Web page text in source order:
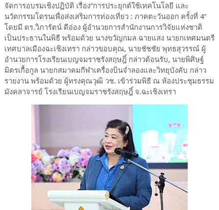
จัดการอบรมเชิงปฏิบัติ เรื่อง“การประยุกต์ใช้เทคโนโลยี และ
นวัตกรรมโดรนเพื่อส่งเสริมการท่องเที่ยว : ภาคตะวันออก ครั้งที่ 4”
โดยมี ดร.วิภารัตน์ ดีอ่อง ผู้อำนวยการสำนักงานการวิจัยแห่งชาติ
เป็นประธานในพิธี พร้อมด้วย นางขวัญกมล ฉายแสง นายกเทศมนตรี
เทศบาลเมืองฉะเชิงเทรา กล่าวขอบคุณ, นายชัชชัย พุทธสุวรรณ์ ผู้
อำนวยการโรงเรียนเบญจมราชรังสฤษฎิ์ กล่าวต้อนรับ, นายพิศิษฐ์
มิตรเกื้อกูล นายกสมาคมกีฬาเครื่องบินจำลองและวิทยุบังคับ กล่าว
รายงาน พร้อมด้วย ผู้ทรงคุณวุฒิ วช. เข้าร่วมพิธี ณ ห้องประชุมธรรม
มังคลาจารย์ โรงเรียนเบญจมราชรังสฤษฎิ์ จ.ฉะเชิงเทรา